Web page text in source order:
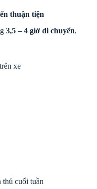
thuận tiện
3,5 – 4 giờ di chuyển,
xe
thủ cuối tuần